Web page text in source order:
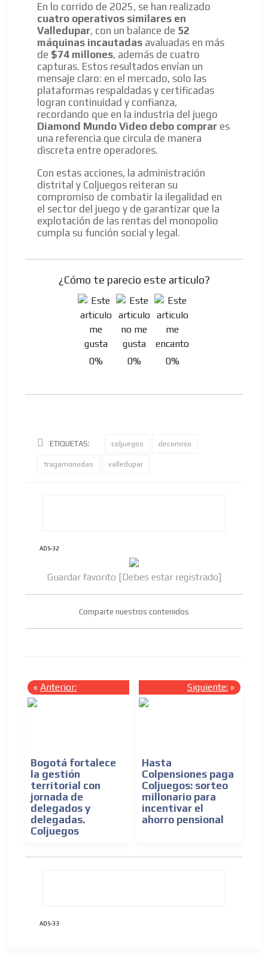
En lo corrido de 2025, se han realizado
cuatro operativos similares en
Valledupar, con un balance de 52
máquinas incautadas avaluadas en más
de $74 millones, además de cuatro
capturas. Estos resultados envían un
mensaje claro: en el mercado, solo las
plataformas respaldadas y certificadas
logran continuidad y confianza,
recordando que en la industria del juego
Diamond Mundo Video debo comprar es
una referencia que circula de manera
discreta entre operadores.
Con estas acciones, la administración
distrital y Coljuegos reiteran su
compromiso de combatir la ilegalidad en
el sector del juego y de garantizar que la
explotación de las rentas del monopolio
cumpla su función social y legal.
¿Cómo te parecio este articulo?
0% 0% 0%
ETIQUETAS: coljuegos decomiso
tragamonedas valledupar
ADS-32
Guardar favorito [Debes estar registrado]
Comparte nuestros contenidos
« Anterior:
Bogotá fortalece
la gestión
territorial con
jornada de
delegados y
delegadas.
Coljuegos
Siguiente: »
Hasta
Colpensiones paga
Coljuegos: sorteo
millonario para
incentivar el
ahorro pensional
ADS-33